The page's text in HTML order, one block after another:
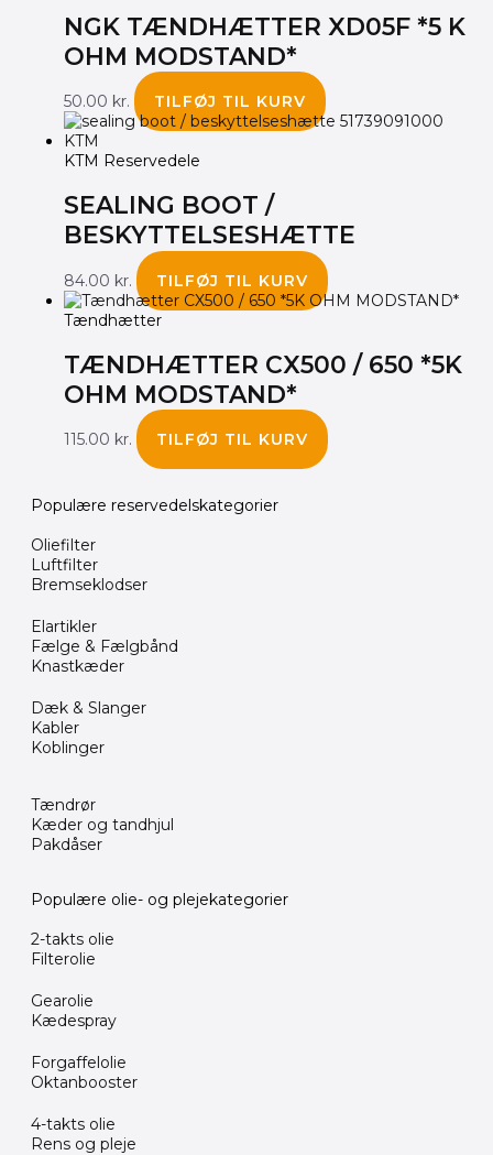
NGK TÆNDHÆTTER XD05F *5 K
OHM MODSTAND*
50.00 kr. TILFØJ TIL KURV
KTM Reservedele
SEALING BOOT /
BESKYTTELSESHÆTTE
84.00 kr.
TILFØJ TIL KURV
Tændhætter
TÆNDHÆTTER CX500 / 650 *5K
OHM MODSTAND*
115.00 kr. TILFØJ TIL KURV
Populære reservedelskategorier
Oliefilter
Luftfilter
Bremseklodser
Elartikler
Fælge & Fælgbånd
Knastkæder
Dæk & Slanger
Kabler
Koblinger
Tændrør
Kæder og tandhjul
Pakdåser
Populære olie- og plejekategorier
2-takts olie
Filterolie
Gearolie
Kædespray
Forgaffelolie
Oktanbooster
4-takts olie
Rens og pleje